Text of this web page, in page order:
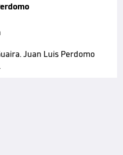
Juan Luis Perdomo